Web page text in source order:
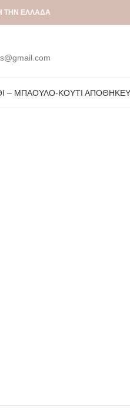
ΤΗΝ ΕΛΛΑΔΑ
– ΜΠΑΟΎΛΟ-ΚΟΥΤΊ